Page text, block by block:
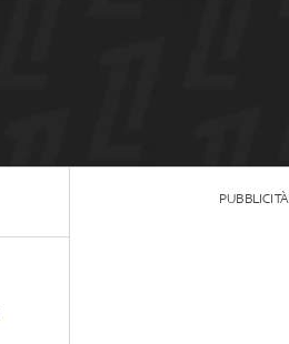
PUBBLICITÀ